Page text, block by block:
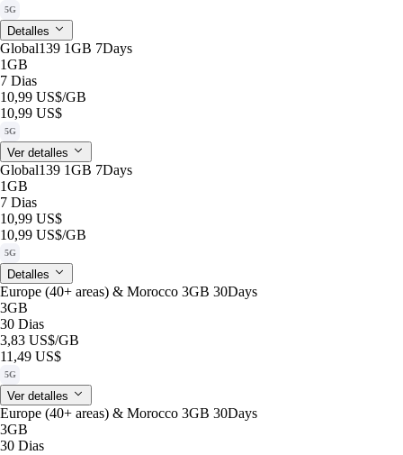
5G
Detalles
Global139 1GB 7Days
1GB
7 Dias
10,99 US$/GB
10,99 US$
5G
Ver detalles
Global139 1GB 7Days
1GB
7 Dias
10,99 US$
10,99 US$/GB
5G
Detalles
Europe (40+ areas) & Morocco 3GB 30Days
3GB
30 Dias
3,83 US$/GB
11,49 US$
5G
Ver detalles
Europe (40+ areas) & Morocco 3GB 30Days
3GB
30 Dias